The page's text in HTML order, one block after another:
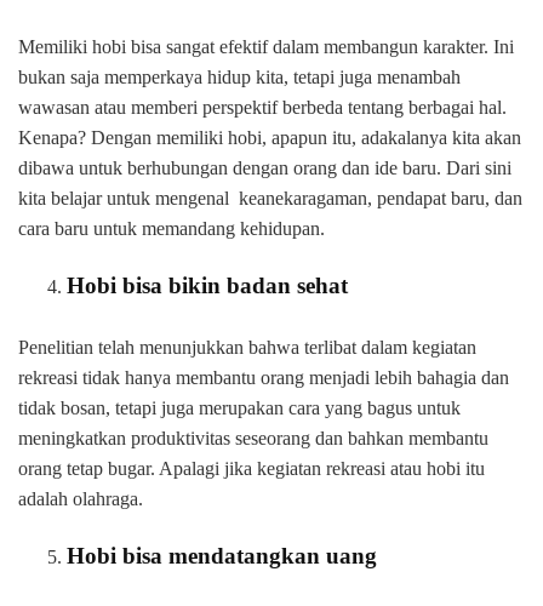
Memiliki hobi bisa sangat efektif dalam membangun karakter. Ini
bukan saja memperkaya hidup kita, tetapi juga menambah
wawasan atau memberi perspektif berbeda tentang berbagai hal.
Kenapa? Dengan memiliki hobi, apapun itu, adakalanya kita akan
dibawa untuk berhubungan dengan orang dan ide baru. Dari sini
kita belajar untuk mengenal keanekaragaman, pendapat baru, dan
cara baru untuk memandang kehidupan.
Hobi bisa bikin badan sehat
Penelitian telah menunjukkan bahwa terlibat dalam kegiatan
rekreasi tidak hanya membantu orang menjadi lebih bahagia dan
tidak bosan, tetapi juga merupakan cara yang bagus untuk
meningkatkan produktivitas seseorang dan bahkan membantu
orang tetap bugar. Apalagi jika kegiatan rekreasi atau hobi itu
adalah olahraga.
Hobi bisa mendatangkan uang